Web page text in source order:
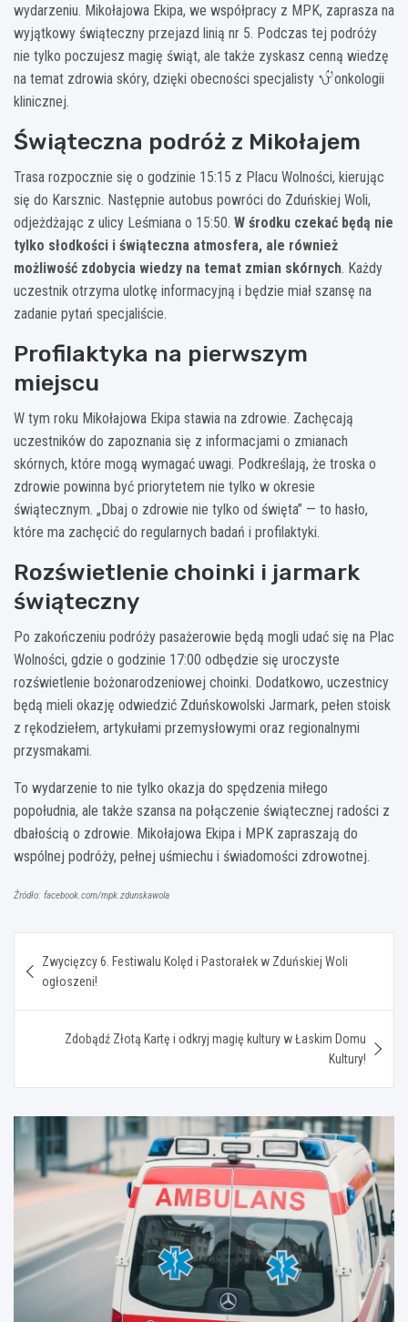
wydarzeniu. Mikołajowa Ekipa, we współpracy z MPK, zaprasza na
wyjątkowy świąteczny przejazd linią nr 5. Podczas tej podróży
nie tylko poczujesz magię świąt, ale także zyskasz cenną wiedzę
na temat zdrowia skóry, dzięki obecności specjalisty
onkologii
klinicznej.
Świąteczna podróż z Mikołajem
Trasa rozpocznie się o godzinie 15:15 z Placu Wolności, kierując
się do Karsznic. Następnie autobus powróci do Zduńskiej Woli,
odjeżdżając z ulicy Leśmiana o 15:50. W środku czekać będą nie
tylko słodkości i świąteczna atmosfera, ale również
możliwość zdobycia wiedzy na temat zmian skórnych. Każdy
uczestnik otrzyma ulotkę informacyjną i będzie miał szansę na
zadanie pytań specjaliście.
Profilaktyka na pierwszym
miejscu
W tym roku Mikołajowa Ekipa stawia na zdrowie. Zachęcają
uczestników do zapoznania się z informacjami o zmianach
skórnych, które mogą wymagać uwagi. Podkreślają, że troska o
zdrowie powinna być priorytetem nie tylko w okresie
świątecznym. „Dbaj o zdrowie nie tylko od święta” — to hasło,
które ma zachęcić do regularnych badań i profilaktyki.
Rozświetlenie choinki i jarmark
świąteczny
Po zakończeniu podróży pasażerowie będą mogli udać się na Plac
Wolności, gdzie o godzinie 17:00 odbędzie się uroczyste
rozświetlenie bożonarodzeniowej choinki. Dodatkowo, uczestnicy
będą mieli okazję odwiedzić Zduńskowolski Jarmark, pełen stoisk
z rękodziełem, artykułami przemysłowymi oraz regionalnymi
przysmakami.
To wydarzenie to nie tylko okazja do spędzenia miłego
popołudnia, ale także szansa na połączenie świątecznej radości z
dbałością o zdrowie. Mikołajowa Ekipa i MPK zapraszają do
wspólnej podróży, pełnej uśmiechu i świadomości zdrowotnej.
Źródło: facebook.com/mpk.zdunskawola
wpisu
Zwycięzcy 6. Festiwalu Kolęd i Pastorałek w Zduńskiej Woli
ogłoszeni!
Zdobądź Złotą Kartę i odkryj magię kultury w Łaskim Domu
Kultury!